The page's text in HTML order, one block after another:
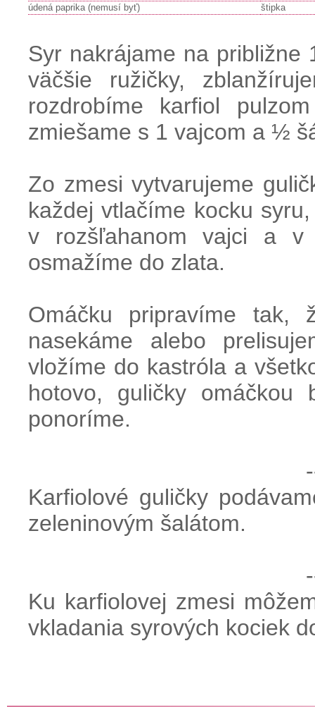
údená paprika (nemusí byť)
štipka
Syr nakrájame na približne
väčšie ružičky,
rozdrobíme karfiol
zmiešame s 1 vajcom a ½
Zo zmesi vytvarujeme
každej vtlačíme kocku
v rozšľahanom vajci a v
osmažíme do zlata.
Omáčku pripravíme tak,
nasekáme alebo
vložíme do kastróla a
hotovo, guličky
ponoríme.
Karfiolové guličky
zeleninovým šalátom.
Ku karfiolovej zmesi
vkladania syrových kociek